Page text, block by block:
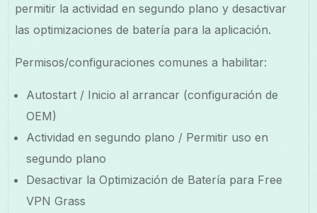
permitir la actividad en segundo plano y desactivar
las optimizaciones de batería para la aplicación.
Permisos/configuraciones comunes a habilitar:
Autostart / Inicio al arrancar (configuración de
OEM)
Actividad en segundo plano / Permitir uso en
segundo plano
Desactivar la Optimización de Batería para Free
VPN Grass